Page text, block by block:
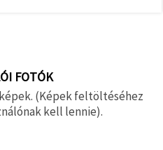
FOTÓK
(Képek feltöltéséhez
kell lennie).